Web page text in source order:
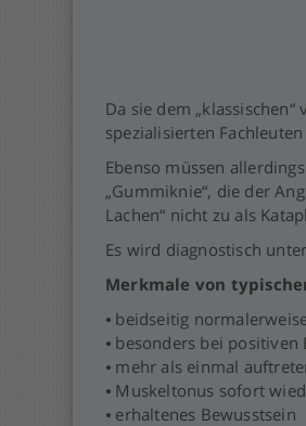
Da sie dem
spezialisierten
Ebenso müssen
„Gummiknie“, die der
Lachen“ nicht zu als
Es wird diagnostisch
Merkmale von
⦁ beidseitig
⦁ besonders bei positiven
⦁ mehr als einmal
⦁ Muskeltonus sofort
⦁ erhaltenes Bewusstsein